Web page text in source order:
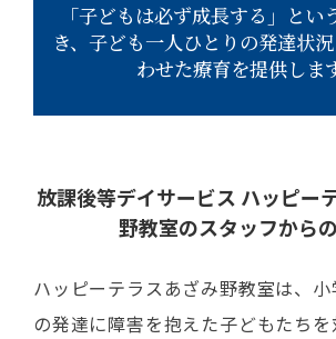
「子どもは必ず成長する」とい
き、子ども一人ひとりの発達状
わせた療育を提供しま
放課後等デイサービス ハッピ
野教室のスタッフから
ハッピーテラスあざみ野教室は、
の発達に障害を抱えた子どもたち